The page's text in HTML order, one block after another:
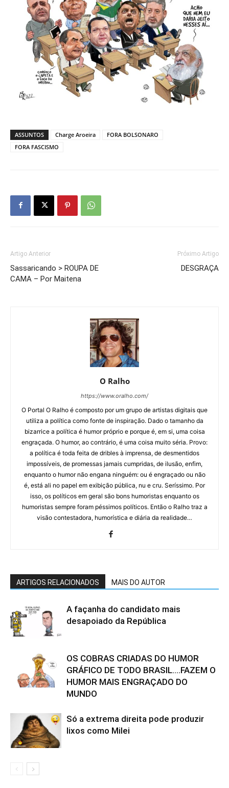
ASSUNTOS Charge Aroeira
FORA BOLSONARO
FORA FASCISMO
Artigo Anterior
Sassaricando > ROUPA DE
CAMA – Por Maitena
Próximo Artigo
DESGRAÇA
O Ralho
https://www.oralho.com/
O Portal O Ralho é composto por um grupo de artistas digitais que
utiliza a política como fonte de inspiração. Dado o tamanho da
bizarrice a política é humor próprio e porque é, em si, uma coisa
engraçada. O humor, ao contrário, é uma coisa muito séria. Provo:
a política é toda feita de dribles à imprensa, de desmentidos
impossíveis, de promessas jamais cumpridas, de ilusão, enfim,
enquanto o humor não engana ninguém: ou é engraçado ou não
é, está ali no papel em exibição pública, nu e cru. Seríssimo. Por
isso, os políticos em geral são bons humoristas enquanto os
humoristas sempre foram péssimos políticos. Então o Ralho traz a
visão contestadora, humorística e diária da realidade…
ARTIGOS RELACIONADOS MAIS DO AUTOR
A façanha do candidato mais
desapoiado da República
OS COBRAS CRIADAS DO HUMOR
GRÁFICO DE TODO BRASIL….FAZEM O
HUMOR MAIS ENGRAÇADO DO
MUNDO
Só a extrema direita pode produzir
lixos como Milei